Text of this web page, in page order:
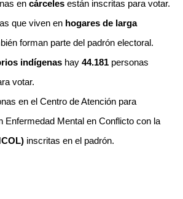
en cárceles están inscritas para votar.
que viven en hogares de larga
forman parte del padrón electoral.
indígenas hay 44.181 personas
votar.
en el Centro de Atención para
Enfermedad Mental en Conflicto con la
inscritas en el padrón.